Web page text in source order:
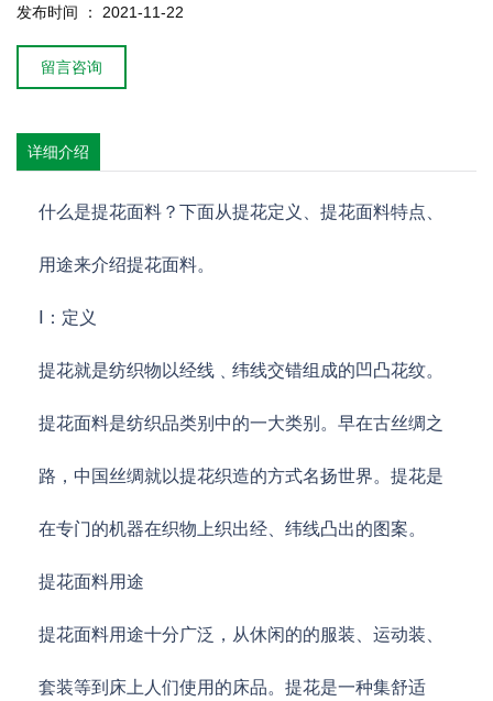
发布时间 ： 2021-11-22
留言咨询
详细介绍
什么是提花面料？下面从提花定义、提花面料特点、
用途来介绍提花面料。
Ⅰ：定义
提花就是纺织物以经线﹑纬线交错组成的凹凸花纹。
提花面料是纺织品类别中的一大类别。早在古丝绸之
路，中国丝绸就以提花织造的方式名扬世界。提花是
在专门的机器在织物上织出经、纬线凸出的图案。
提花面料用途
提花面料用途十分广泛，从休闲的的服装、运动装、
套装等到床上人们使用的床品。提花是一种集舒适